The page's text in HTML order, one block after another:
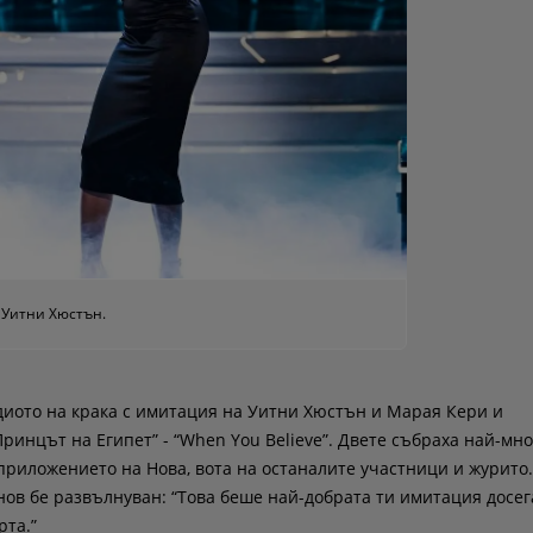
Хюстън.
на крака с имитация на Уитни Хюстън и Марая Кери и
на Египет” - “When You Believe”. Двете събраха най-
на Нова, вота на останалите участници и
бе развълнуван: “Това беше най-добрата ти имитация